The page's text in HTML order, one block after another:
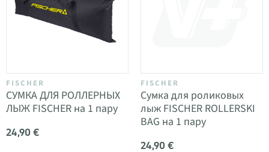
FISCHER
СУМКА ДЛЯ РОЛЛЕРНЫХ
ЛЫЖ FISCHER на 1 пару
24,90 €
FISCHER
Сумка для роликовых
лыж FISCHER ROLLERSKI
BAG на 1 пару
24,90 €